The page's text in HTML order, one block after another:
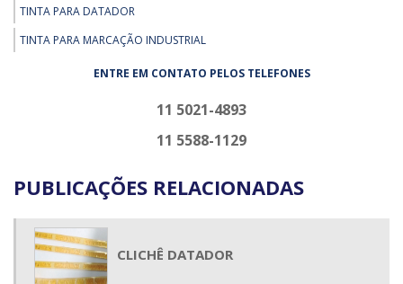
TINTA PARA DATADOR
TINTA PARA MARCAÇÃO INDUSTRIAL
ENTRE EM CONTATO PELOS TELEFONES
11 5021-4893
11 5588-1129
PUBLICAÇÕES RELACIONADAS
CLICHÊ DATADOR